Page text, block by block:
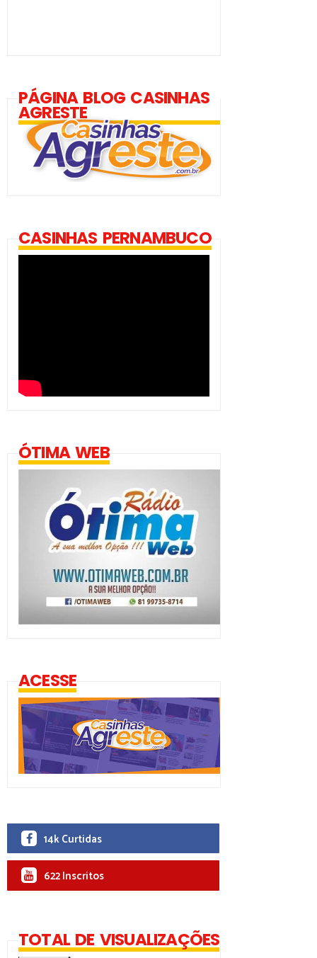
PÁGINA BLOG CASINHAS
AGRESTE
CASINHAS PERNAMBUCO
ÓTIMA WEB
ACESSE
14k Curtidas
622 Inscritos
TOTAL DE VISUALIZAÇÕES